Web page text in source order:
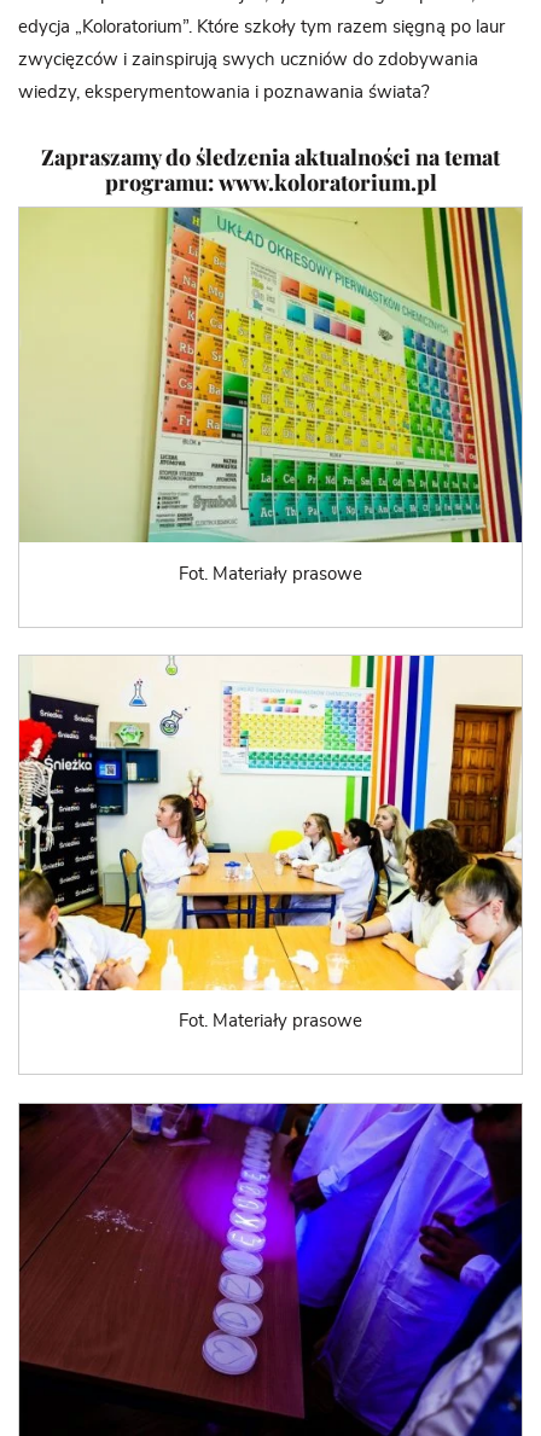
edycja „Koloratorium”. Które szkoły tym razem sięgną po laur
zwycięzców i zainspirują swych uczniów do zdobywania
wiedzy, eksperymentowania i poznawania świata?
Zapraszamy do śledzenia aktualności na temat
programu:www.koloratorium.pl
Fot. Materiały prasowe
Fot. Materiały prasowe